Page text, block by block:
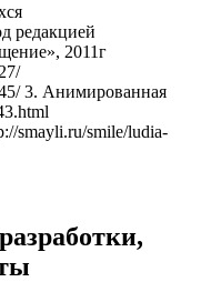
редакцией
2011г
3. Анимированная
smayli.ru/smile/ludia-